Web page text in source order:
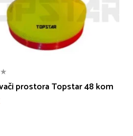
prostora Topstar 48 kom